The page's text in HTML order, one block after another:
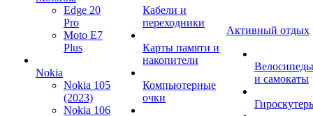
Edge 20
Pro
Moto E7
Plus
Nokia
Nokia 105
(2023)
Nokia 106
Кабели и
переходники
Карты памяти и
накопители
Компьютерные
очки
Активный отдых
Велосипеды
и самокаты